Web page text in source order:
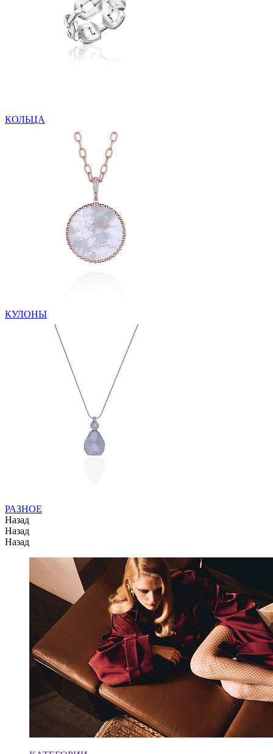
КОЛЬЦА
КУЛОНЫ
РАЗНОЕ
Назад
Назад
Назад